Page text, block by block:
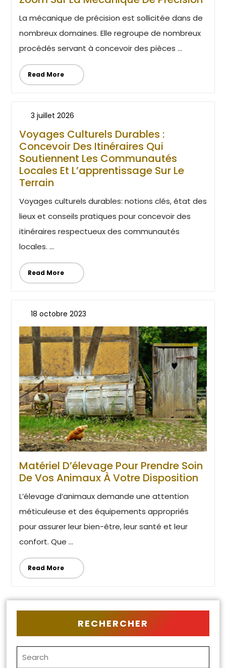
La mécanique de précision est sollicitée dans de
nombreux domaines. Elle regroupe de nombreux
procédés servant à concevoir des pièces ...
Read More
3 juillet 2026
Voyages Culturels Durables :
Concevoir Des Itinéraires Qui
Soutiennent Les Communautés
Locales Et L’apprentissage Sur Le
Terrain
Voyages culturels durables: notions clés, état des
lieux et conseils pratiques pour concevoir des
itinéraires respectueux des communautés
locales. ...
Read More
18 octobre 2023
Matériel D’élevage Pour Prendre Soin
De Vos Animaux À Votre Disposition
L’élevage d’animaux demande une attention
méticuleuse et des équipements appropriés
pour assurer leur bien-être, leur santé et leur
confort. Que ...
Read More
RECHERCHER